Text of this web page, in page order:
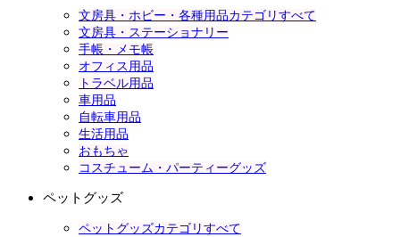
文房具・ホビー・各種用品カテゴリすべて
文房具・ステーショナリー
手帳・メモ帳
オフィス用品
トラベル用品
車用品
自転車用品
生活用品
おもちゃ
コスチューム・パーティーグッズ
ペットグッズ
ペットグッズカテゴリすべて